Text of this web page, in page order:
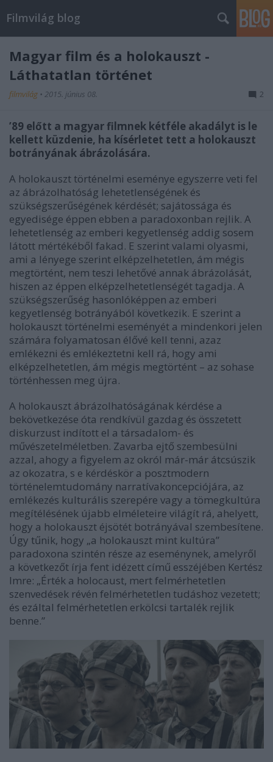
Filmvilág blog
Magyar film és a holokauszt -
Láthatatlan történet
filmvilág • 2015. június 08. 2
’89 előtt a magyar filmnek kétféle akadályt is le
kellett küzdenie, ha kísérletet tett a holokauszt
botrányának ábrázolására.
A holokauszt történelmi eseménye egyszerre veti fel
az ábrázolhatóság lehetetlenségének és
szükségszerűségének kérdését; sajátossága és
egyedisége éppen ebben a paradoxonban rejlik. A
lehetetlenség az emberi kegyetlenség addig sosem
látott mértékéből fakad. E szerint valami olyasmi,
ami a lényege szerint elképzelhetetlen, ám mégis
megtörtént, nem teszi lehetővé annak ábrázolását,
hiszen az éppen elképzelhetetlenségét tagadja. A
szükségszerűség hasonlóképpen az emberi
kegyetlenség botrányából következik. E szerint a
holokauszt történelmi eseményét a mindenkori jelen
számára folyamatosan élővé kell tenni, azaz
emlékezni és emlékeztetni kell rá, hogy ami
elképzelhetetlen, ám mégis megtörtént – az sohase
történhessen meg újra.
A holokauszt ábrázolhatóságának kérdése a
bekövetkezése óta rendkívül gazdag és összetett
diskurzust indított el a társadalom- és
művészetelméletben. Zavarba ejtő szembesülni
azzal, ahogy a figyelem az okról már-már átcsúszik
az okozatra, s e kérdéskör a posztmodern
történelemtudomány narratívakoncepciójára, az
emlékezés kulturális szerepére vagy a tömegkultúra
megítélésének újabb elméleteire világít rá, ahelyett,
hogy a holokauszt éjsötét botrányával szembesítene.
Úgy tűnik, hogy „a holokauszt mint kultúra”
paradoxona szintén része az eseménynek, amelyről
a következőt írja fent idézett című esszéjében Kertész
Imre: „Érték a holocaust, mert felmérhetetlen
szenvedések révén felmérhetetlen tudáshoz vezetett;
és ezáltal felmérhetetlen erkölcsi tartalék rejlik
benne.”